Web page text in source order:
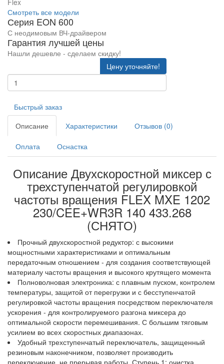
Flex
Смотреть все модели
Серия EON 600
С неодимовым ВЧ-драйвером
Гарантия лучшей цены
Нашли дешевле - сделаем скидку!
Цену уточняйте!
Быстрый заказ
Описание
Характеристики Отзывов (0)
Оплата Оснастка
Описание Двухскоростной миксер с
трехступенчатой регулировкой
частоты вращения FLEX MXE 1202
230/CEE+WR3R 140 433.268
(СНЯТО)
Прочный двухскоростной редуктор: с высокими
мощностными характеристиками и оптимальным
передаточным отношением - для создания соответствующей
материалу частоты вращения и высокого крутящего момента
Полноволновая электроника: с плавным пуском, контролем
температуры, защитой от перегрузки и с бесступенчатой
регулировкой частоты вращения посредством переключателя
ускорения - для контролируемого разгона миксера до
оптимальной скорости перемешивания. С большим тяговым
усилием во всех скоростных диапазонах.
Удобный трехступенчатый переключатель, защищенный
резиновым наконечником, позволяет производить
переключение, не прерывая работы. Ступень 1: очистка,